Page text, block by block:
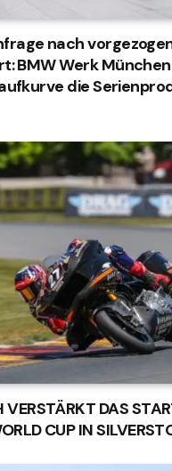
nach
BMW Werk
die
DAS
CUP IN